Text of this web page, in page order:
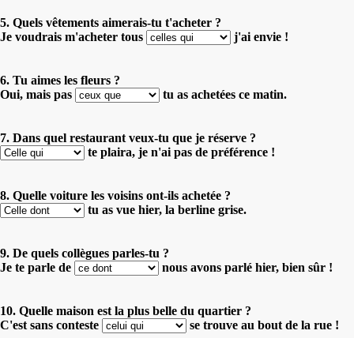
5. Quels vêtements aimerais-tu t'acheter ?
Je voudrais m'acheter tous
j'ai envie !
6. Tu aimes les fleurs ?
Oui, mais pas
tu as achetées ce matin.
7. Dans quel restaurant veux-tu que je réserve ?
te plaira, je n'ai pas de préférence !
8. Quelle voiture les voisins ont-ils achetée ?
tu as vue hier, la berline grise.
9. De quels collègues parles-tu ?
Je te parle de
nous avons parlé hier, bien sûr !
10. Quelle maison est la plus belle du quartier ?
C'est sans conteste
se trouve au bout de la rue !